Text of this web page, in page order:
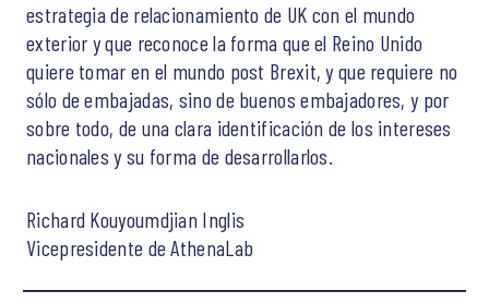
estrategia de relacionamiento de UK con el mundo
exterior y que reconoce la forma que el Reino Unido
quiere tomar en el mundo post Brexit, y que requiere no
sólo de embajadas, sino de buenos embajadores, y por
sobre todo, de una clara identificación de los intereses
nacionales y su forma de desarrollarlos.
Richard Kouyoumdjian Inglis
Vicepresidente de AthenaLab